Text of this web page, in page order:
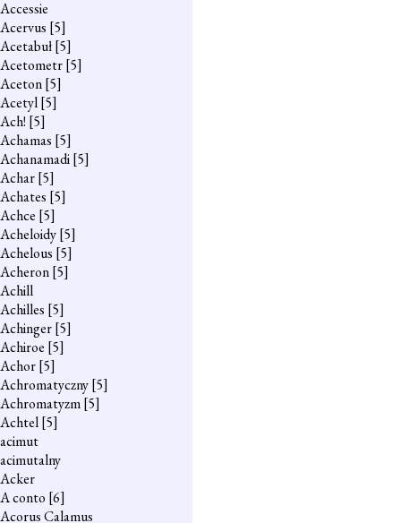
Accessie
Acervus [5]
Acetabuł[5]
Acetometr[5]
Aceton[5]
Acetyl[5]
Ach! [5]
Achamas [5]
Achanamadi[5]
Achar[5]
Achates [5]
Achce [5]
Acheloidy[5]
Achelous [5]
Acheron[5]
Achill
Achilles [5]
Achinger[5]
Achiroe [5]
Achor[5]
Achromatyczny[5]
Achromatyzm[5]
Achtel[5]
acimut
acimutalny
Acker
A conto [6]
Acorus Calamus